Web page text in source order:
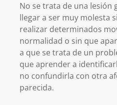
No se trata de una lesión
llegar a ser muy molesta
realizar determinados
normalidad o sin que
a que se trata de un
que aprender a
no confundirla con otra
parecida.